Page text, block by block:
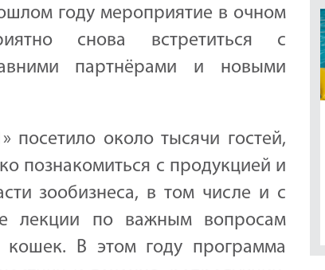
году мероприятие в очном
снова встретиться с
партнёрами и новыми
около тысячи гостей,
познакомиться с продукцией и
зообизнеса, в том числе и с
лекции по важным вопросам
В этом году программа